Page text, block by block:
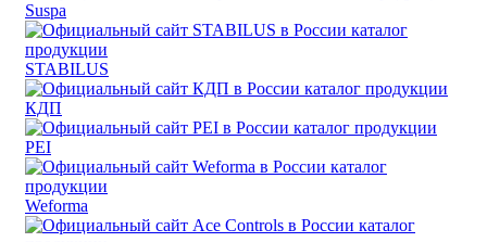
Suspa
STABILUS
КДП
PEI
Weforma